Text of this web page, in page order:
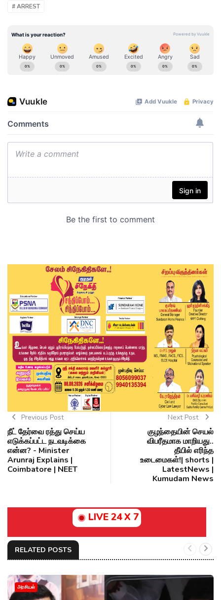
# ARREST
Previous Post
நீட் தேர்வை ரத்து செய்ய
எடுக்கப்பட்ட நடவடிக்கை
என்ன? - Minister
Arunraj Explains |
Coimbatore | NEET
Next Post
குழந்தையின் செயல்
விபரீதமாக மாறியது..
தீயில் எரிந்த
உடைமைகள்!| shorts |
LatestNews |
Kumudam News
LIVE 24 X 7
RELATED POSTS
அரசியல்